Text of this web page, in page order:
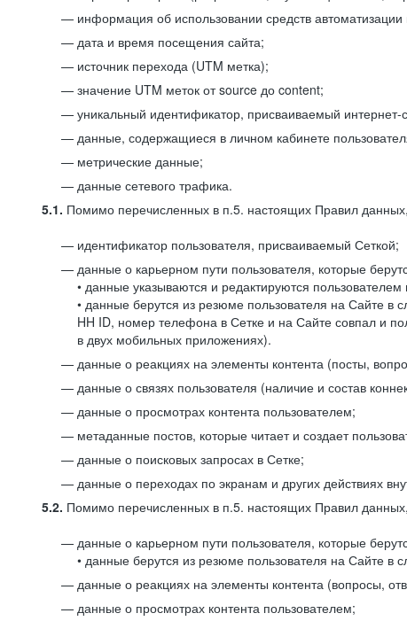
информация об использовании средств автоматизации
дата и время посещения сайта;
источник перехода (UTM метка);
значение UTM меток от source до content;
уникальный идентификатор, присваиваемый
данные, содержащиеся в личном кабинете
метрические данные;
данные сетевого трафика.
5.1. Помимо перечисленных в п.5. настоящих Правил
идентификатор пользователя, присваиваемый Сеткой;
данные о карьерном пути пользователя, которые
• данные указываются и редактируются
• данные берутся из резюме пользователя на Сайте в
HH ID, номер телефона в Сетке и на Сайте совпал и
в двух мобильных приложениях).
данные о реакциях на элементы контента (посты,
данные о связях пользователя (наличие и состав
данные о просмотрах контента пользователем;
метаданные постов, которые читает и создает
данные о поисковых запросах в Сетке;
данные о переходах по экранам и других действиях
5.2. Помимо перечисленных в п.5. настоящих Правил
данные о карьерном пути пользователя, которые
• данные берутся из резюме пользователя на Сайте в
данные о реакциях на элементы контента (вопросы,
данные о просмотрах контента пользователем;